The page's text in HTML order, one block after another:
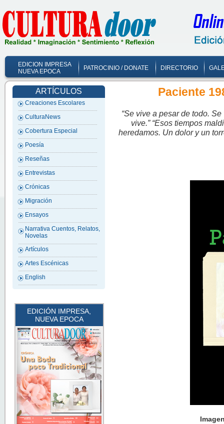
EDICION IMPRESA
NUEVA EPOCA
PATROCINIO / DONATE DIRECTORIO
ARTÍCULOS
Creaciones Escolares
CulturaNews
Cobertura Especial
Poesía
Reseñas
Entrevistas
Crónicas
Migración
Ensayos
Narrativa Cuentos, Relatos,
Novelas
Artículos
Artes Escénicas
English
EDICIÓN IMPRESA,
NUEVA EPOCA
Paciente
“Se vive a pesar de todo.
vive.” “Esos tiempos
heredamos. Un dolor y un